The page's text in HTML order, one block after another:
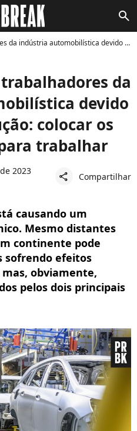
search
devido à guerra. Solução: colocar os prisioneiros para trabalhar
da
devido
colocar os
trabalhar
2023
share Compartilhar
causando um
Mesmo distantes
continente pode
sofrendo efeitos
obviamente,
pelos dois principais